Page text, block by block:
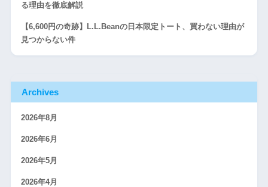
る理由を徹底解説
【6,600円の奇跡】L.L.Beanの日本限定トート、買わない理由が
見つからない件
Archives
2026年8月
2026年6月
2026年5月
2026年4月